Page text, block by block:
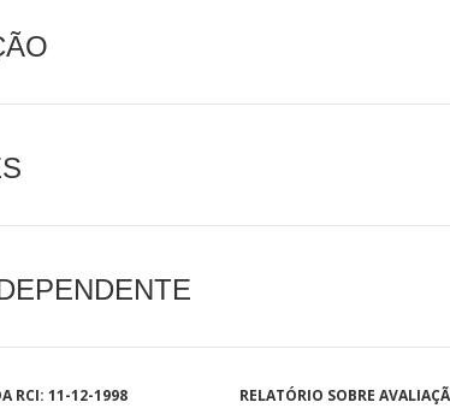
RCI: 11-12-1998 RELATÓRIO SOBRE